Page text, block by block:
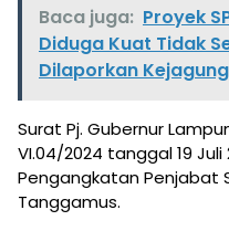
Baca juga: Proyek
Diduga Kuat Tidak
Dilaporkan Kejagung
Surat Pj. Gubernur
VI.04/2024 tanggal 19
Pengangkatan Penjabat
Tanggamus.